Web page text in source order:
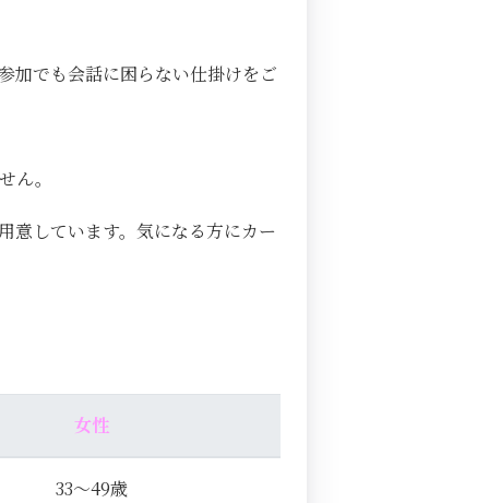
加でも会話に困らない仕掛けをご
ん。
意しています。気になる方にカー
女性
33～49歳